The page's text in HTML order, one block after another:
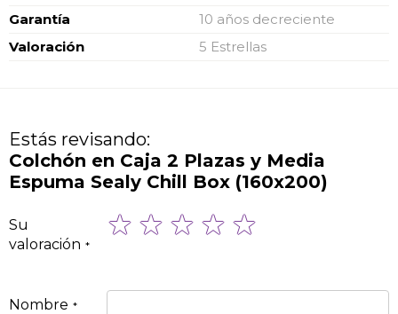
Garantía
10 años decreciente
Valoración
5 Estrellas
Estás revisando:
Colchón en Caja 2 Plazas y Media
Espuma Sealy Chill Box (160x200)
Su
valoración
1
star
2
stars
3
stars
4
stars
5
stars
Nombre